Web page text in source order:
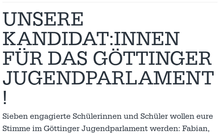
UNSERE
KANDIDAT:INNEN
FÜR DAS GÖTTINGER
JUGENDPARLAMENT
!
Sieben engagierte Schülerinnen und Schüler wollen eure
Stimme im Göttinger Jugendparlament werden: Fabian,